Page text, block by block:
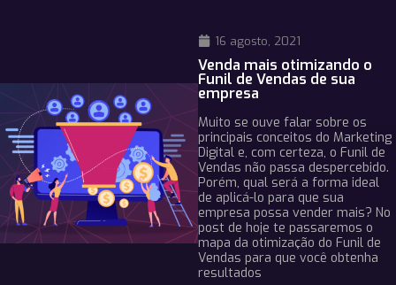
16 agosto, 2021
Venda mais otimizando o
Funil de Vendas de sua
empresa
Muito se ouve falar sobre os
principais conceitos do Marketing
Digital e, com certeza, o Funil de
Vendas não passa despercebido.
Porém, qual será a forma ideal
de aplicá-lo para que sua
empresa possa vender mais? No
post de hoje te passaremos o
mapa da otimização do Funil de
Vendas para que você obtenha
resultados